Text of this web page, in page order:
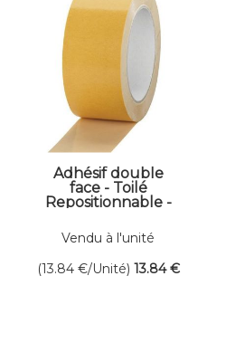
Adhésif double
face - Toilé
Repositionnable -
Long.25ml
Vendu à l'unité
(13.84 €/Unité) 13.84 €